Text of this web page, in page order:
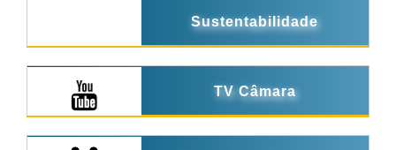
Sustentabilidade
TV Câmara